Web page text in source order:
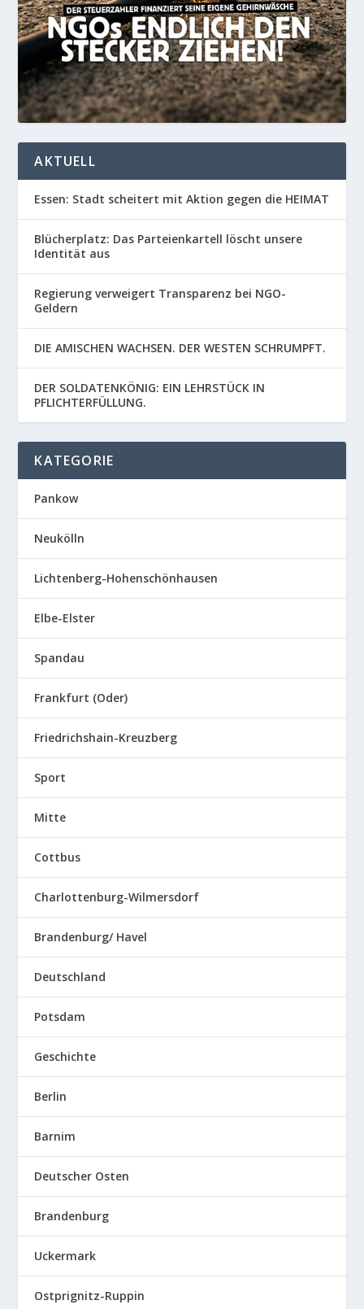
AKTUELL
Essen: Stadt scheitert mit Aktion gegen die HEIMAT
Blücherplatz: Das Parteienkartell löscht unsere
Identität aus
Regierung verweigert Transparenz bei NGO-
Geldern
DIE AMISCHEN WACHSEN. DER WESTEN SCHRUMPFT.
DER SOLDATENKÖNIG: EIN LEHRSTÜCK IN
PFLICHTERFÜLLUNG.
KATEGORIE
Pankow
Neukölln
Lichtenberg-Hohenschönhausen
Elbe-Elster
Spandau
Frankfurt (Oder)
Friedrichshain-Kreuzberg
Sport
Mitte
Cottbus
Charlottenburg-Wilmersdorf
Brandenburg/ Havel
Deutschland
Potsdam
Geschichte
Berlin
Barnim
Deutscher Osten
Brandenburg
Uckermark
Ostprignitz-Ruppin